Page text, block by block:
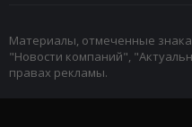
Материалы, отмеченные
"Новости компаний",
правах рекламы.